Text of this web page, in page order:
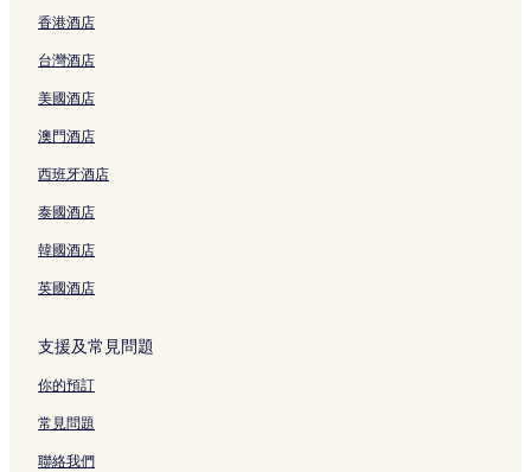
R
A
G
I
H
頁
面
a
頁
面
Y
o
k
o
a
a
W
e
s
t
頁
m
a
G
r
n
b
y
I
H
G
頁
n
y
o
-
l
b
頁
面
r
u
m
i
面
n
t
Y
o
o
a
m
a
頁
面
a
S
a
u
a
C
a
p
s
u
l
面
g
a
w
a
e
i
K
i
t
a
-
c
i
頁
面
o
h
a
m
頁
m
a
頁
面
t
e
l
Y
k
h
a
m
a
M
M
e
i
e
r
頁
T
H
E
S
L
I
S
I
R
Y
O
H
M
A
頁
面
l
P
a
r
頁
s
o
r
t
o
o
h
a
m
a
B
T
w
e
r
頁
c
y
Y
o
o
a
m
a
頁
面
O
-
A
d
l
O
n
l
y
頁
面
香港酒店
台灣酒店
美國酒店
澳門酒店
西班牙酒店
泰國酒店
韓國酒店
英國酒店
支援及常見問題
你的預訂
常見問題
聯絡我們